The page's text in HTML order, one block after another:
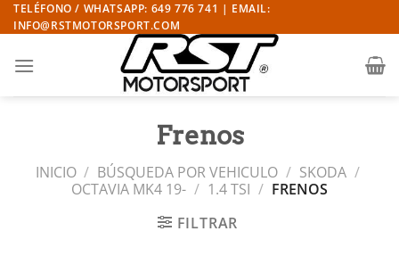
Saltar
al
TELÉFONO / WHATSAPP: 649 776 741 | EMAIL:
INFO@RSTMOTORSPORT.COM
Frenos
INICIO / BÚSQUEDA POR VEHICULO / SKODA /
OCTAVIA MK4 19- / 1.4 TSI / FRENOS
FILTRAR